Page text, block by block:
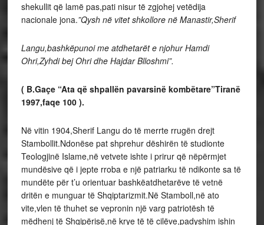
shekullit që lamë pas,pati nisur të zgjohej vetëdija
nacionale jona.”Qysh në vitet shkollore në Manastir,Sherif
Langu,bashkëpunoi me atdhetarët e njohur Hamdi
Ohri,Zyhdi bej Ohri dhe Hajdar Blloshmi”.
( B.Gaçe “Ata që shpallën pavarsinë kombëtare”Tiranë
1997,faqe 100 ).
Në vitin 1904,Sherif Langu do të merrte rrugën drejt
Stambollit.Ndonëse pat shprehur dëshirën të studionte
Teologjinë Islame,në vetvete ishte i prirur që nëpërmjet
mundësive që i jepte rroba e një patriarku të ndikonte sa të
mundëte për t’u orientuar bashkëatdhetarëve të vetnë
dritën e munguar të Shqiptarizmit.Në Stamboll,në ato
vite,vlen të thuhet se vepronin një varg patriotësh të
mëdhenj të Shqipërisë,në krye të të cilëve,padyshim ishin